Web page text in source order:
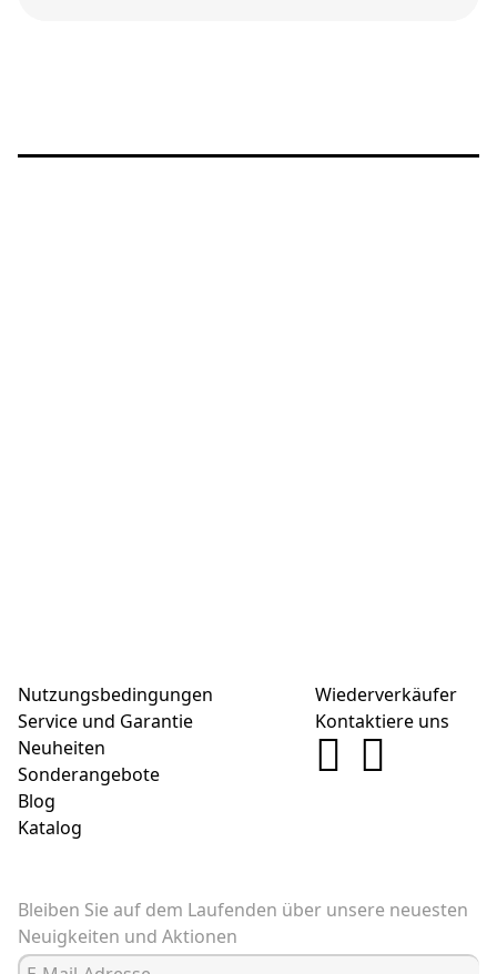
Nutzungsbedingungen
Service und Garantie
Neuheiten
Sonderangebote
Blog
Katalog
Wiederverkäufer
Kontaktiere uns
Bleiben Sie auf dem Laufenden über unsere neuesten
Neuigkeiten und Aktionen